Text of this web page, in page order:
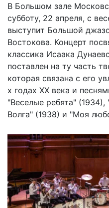
В Большом зале
субботу, 22 апреля, с
выступит Большой
Востокова. Концерт
классика Исаака
поставлен на ту часть
которая связана с его
х годах XX века и
"Веселые ребята"
Волга" (1938) и "Моя